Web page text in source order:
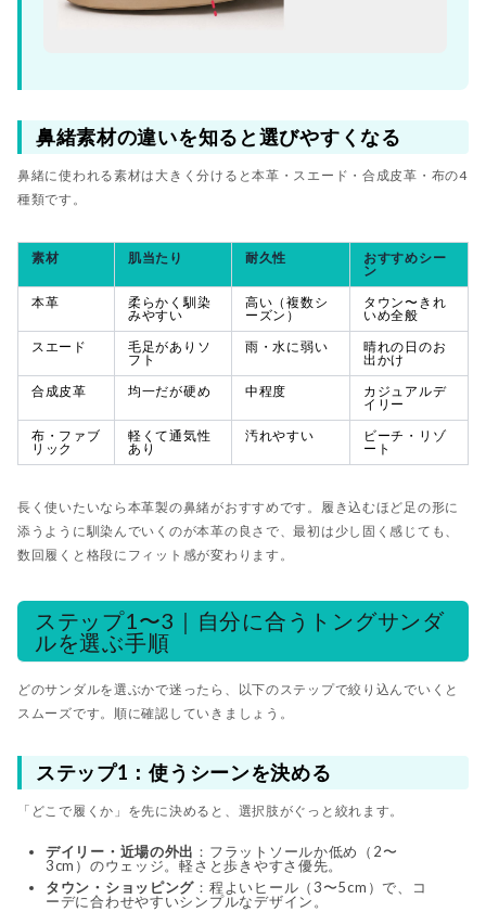
鼻緒素材の違いを知ると選びやすくなる
鼻緒に使われる素材は大きく分けると本革・スエード・合成皮革・布の4
種類です。
素材 肌当たり 耐久性
おすすめシー
ン
本革
柔らかく馴染
みやすい
高い（複数シ
ーズン）
タウン〜きれ
いめ全般
スエード
毛足がありソ
フト
雨・水に弱い
晴れの日のお
出かけ
合成皮革
均一だが硬め 中程度
カジュアルデ
イリー
布・ファブ
リック
軽くて通気性
あり
汚れやすい
ビーチ・リゾ
ート
長く使いたいなら本革製の鼻緒がおすすめです。履き込むほど足の形に
添うように馴染んでいくのが本革の良さで、最初は少し固く感じても、
数回履くと格段にフィット感が変わります。
ステップ1〜3｜自分に合うトングサンダ
ルを選ぶ手順
どのサンダルを選ぶかで迷ったら、以下のステップで絞り込んでいくと
スムーズです。順に確認していきましょう。
ステップ1：使うシーンを決める
「どこで履くか」を先に決めると、選択肢がぐっと絞れます。
デイリー・近場の外出 ：フラットソールか低め（2〜
3cm）のウェッジ。軽さと歩きやすさ優先。
タウン・ショッピング ：程よいヒール（3〜5cm）で、コ
ーデに合わせやすいシンプルなデザイン。